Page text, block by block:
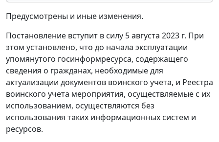
Предусмотрены и иные изменения.
Постановление вступит в силу 5 августа 2023 г. При
этом установлено, что до начала эксплуатации
упомянутого госинформресурса, содержащего
сведения о гражданах, необходимые для
актуализации документов воинского учета, и Реестра
воинского учета мероприятия, осуществляемые с их
использованием, осуществляются без
использования таких информационных систем и
ресурсов.